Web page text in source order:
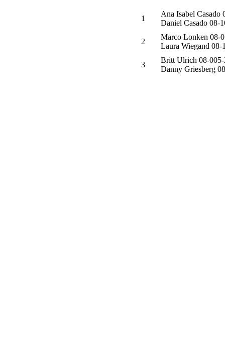
1
Ana Isabel
Daniel Casado 08-
2
Marco Lonken 08-
Laura Wiegand
3
Britt Ulrich 08-
Danny Griesberg